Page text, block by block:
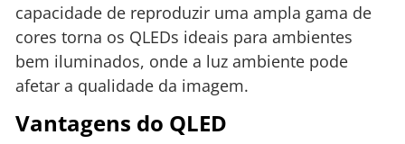
capacidade de reproduzir uma ampla gama de
cores torna os QLEDs ideais para ambientes
bem iluminados, onde a luz ambiente pode
afetar a qualidade da imagem.
Vantagens do QLED